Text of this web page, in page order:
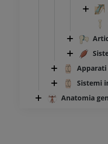
Apparati
Sistemi
Anatomia